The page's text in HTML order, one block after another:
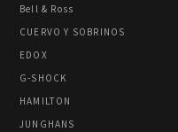
Bell & Ross
CUERVO Y SOBRINOS
EDOX
G-SHOCK
HAMILTON
JUNGHANS